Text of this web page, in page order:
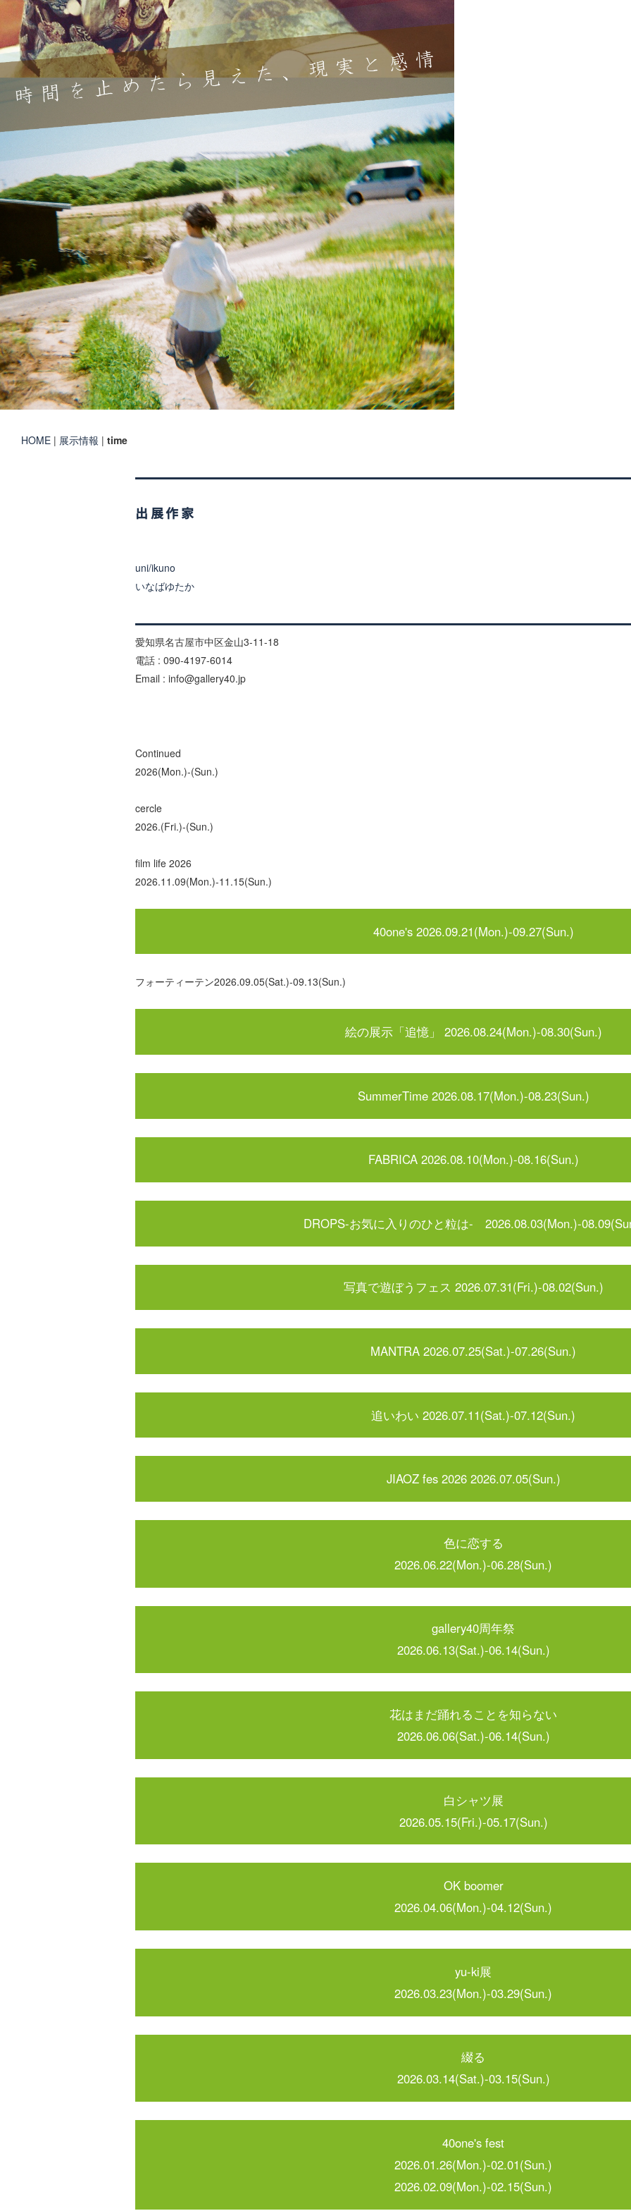
HOME | 展示情報 | time
出展作家
uni/ikuno
いなばゆたか
愛知県名古屋市中区金山3-11-18
電話 : 090-4197-6014
Email : info@gallery40.jp
Continued
2026(Mon.)-(Sun.)
cercle
2026.(Fri.)-(Sun.)
film life 2026
2026.11.09(Mon.)-11.15(Sun.)
40one's 2026.09.21(Mon.)-09.27(Sun.)
フォーティーテン2026.09.05(Sat.)-09.13(Sun.)
絵の展示「追憶」 2026.08.24(Mon.)-08.30(Sun.)
SummerTime 2026.08.17(Mon.)-08.23(Sun.)
FABRICA 2026.08.10(Mon.)-08.16(Sun.)
DROPS-お気に入りのひと粒は- 2026.08.03(Mon.)-
写真で遊ぼうフェス 2026.07.31(Fri.)-08.02(Sun.)
MANTRA 2026.07.25(Sat.)-07.26(Sun.)
追いわい 2026.07.11(Sat.)-07.12(Sun.)
JIAOZ fes 2026 2026.07.05(Sun.)
色に恋する
2026.06.22(Mon.)-06.28(Sun.)
gallery40周年祭
2026.06.13(Sat.)-06.14(Sun.)
花はまだ踊れることを知らない
2026.06.06(Sat.)-06.14(Sun.)
白シャツ展
2026.05.15(Fri.)-05.17(Sun.)
OK boomer
2026.04.06(Mon.)-04.12(Sun.)
yu-ki展
2026.03.23(Mon.)-03.29(Sun.)
綴る
2026.03.14(Sat.)-03.15(Sun.)
40one's fest
2026.01.26(Mon.)-02.01(Sun.)
2026.02.09(Mon.)-02.15(Sun.)